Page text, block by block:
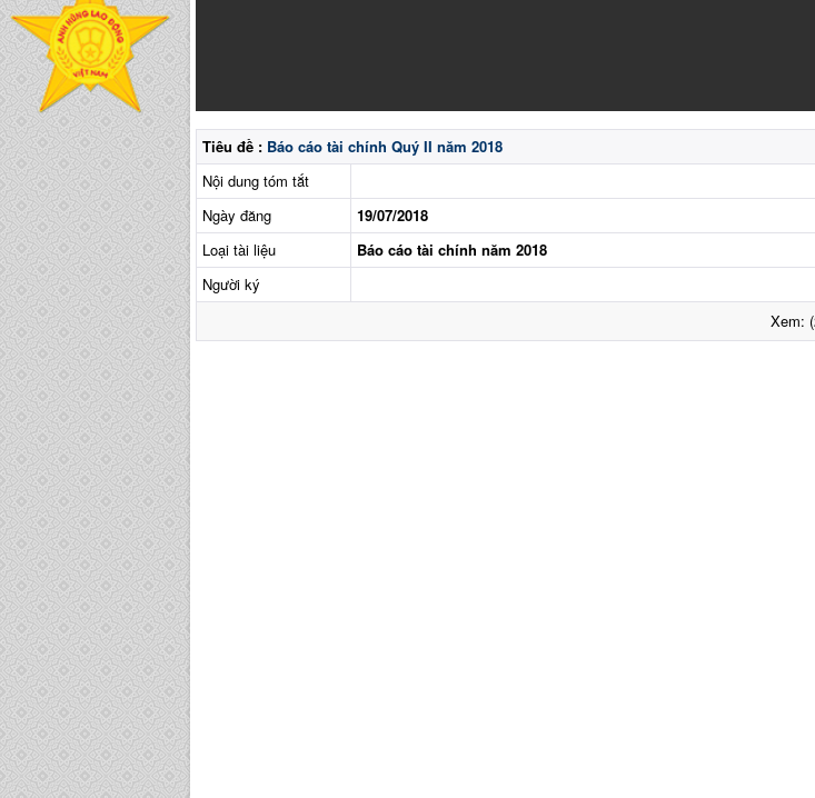
Tiêu đề : Báo cáo tài chính Quý II năm 2018
Nội dung tóm tắt
Ngày đăng
19/07/2018
Loại tài liệu
Báo cáo tài chính năm 2018
Người ký
Xem: